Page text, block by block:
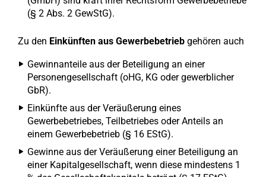
(§ 2 Abs. 2 GewStG).
Zu den Einkünften aus Gewerbebetrieb gehören auch
Gewinnanteile aus der Beteiligung an einer
Personengesellschaft (oHG, KG oder gewerblicher
GbR).
Einkünfte aus der Veräußerung eines
Gewerbebetriebes, Teilbetriebes oder Anteils an
einem Gewerbebetrieb (§ 16 EStG).
Gewinne aus der Veräußerung einer Beteiligung an
einer Kapitalgesellschaft, wenn diese mindestens 1